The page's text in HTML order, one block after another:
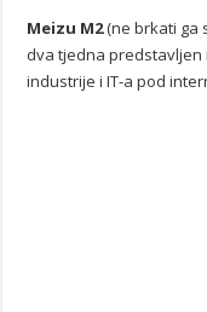
Meizu M2(ne brkati ga
dva tjedna
industrije i IT-a pod